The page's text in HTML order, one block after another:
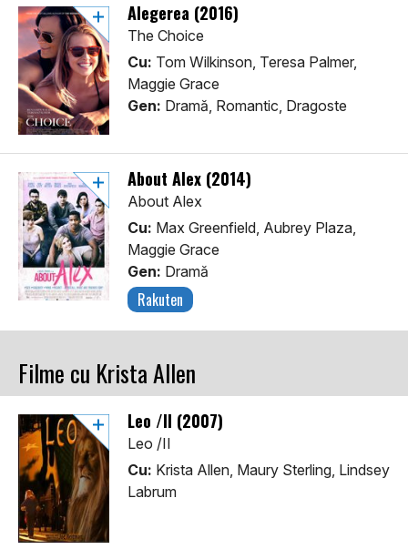
Alegerea (2016)
The Choice
Cu: Tom Wilkinson, Teresa Palmer,
Maggie Grace
Gen: Dramă, Romantic, Dragoste
About Alex (2014)
About Alex
Cu: Max Greenfield, Aubrey Plaza,
Maggie Grace
Gen: Dramă
Rakuten
Filme cu Krista Allen
Leo /II (2007)
Leo /II
Cu: Krista Allen, Maury Sterling, Lindsey
Labrum